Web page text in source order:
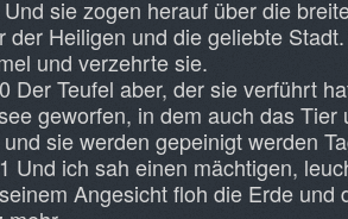
sie zogen herauf über die
der Heiligen und die geliebte
und verzehrte sie.
Der Teufel aber, der sie verführt
geworfen, in dem auch das
sie werden gepeinigt werden
Und ich sah einen mächtigen,
Angesicht floh die Erde und